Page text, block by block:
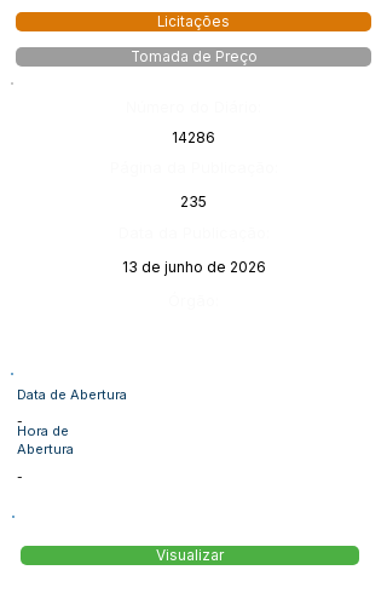
Licitações
Tomada de Preço
14286
235
13 de junho de 2026
Data de Abertura
-
Hora de
Abertura
-
Visualizar